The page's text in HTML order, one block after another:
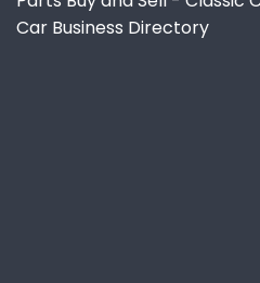
Car Business Directory